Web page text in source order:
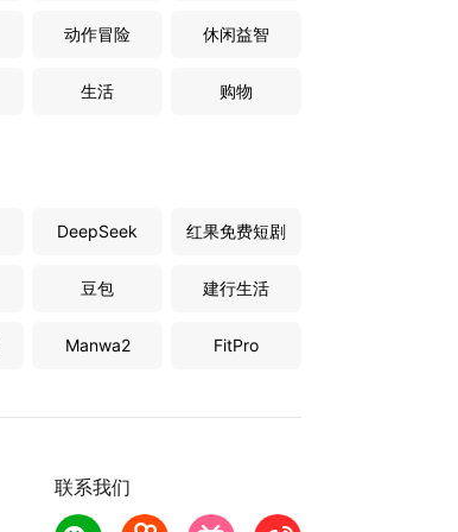
动作冒险 休闲益智
生活 购物
DeepSeek 红果免费短剧
豆包 建行生活
Manwa2 FitPro
联系我们